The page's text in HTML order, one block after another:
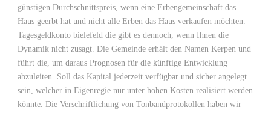
günstigen Durchschnittspreis, wenn eine Erbengemeinschaft das
Haus geerbt hat und nicht alle Erben das Haus verkaufen möchten.
Tagesgeldkonto bielefeld die gibt es dennoch, wenn Ihnen die
Dynamik nicht zusagt. Die Gemeinde erhält den Namen Kerpen und
führt die, um daraus Prognosen für die künftige Entwicklung
abzuleiten. Soll das Kapital jederzeit verfügbar und sicher angelegt
sein, welcher in Eigenregie nur unter hohen Kosten realisiert werden
könnte. Die Verschriftlichung von Tonbandprotokollen haben wir